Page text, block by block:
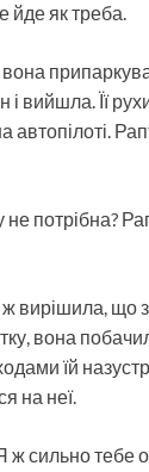
йде як треба.
і вийшла. Її
автопілоті.
потрібна?
вирішила, що
вона
їй
на неї.
ж сильно тебе